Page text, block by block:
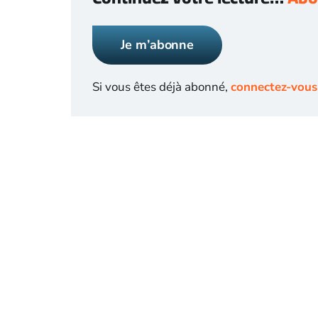
Je m’abonne
Si vous êtes déjà abonné,connectez-vous